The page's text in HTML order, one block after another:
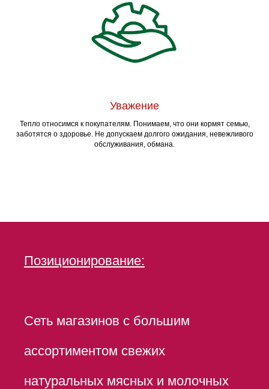
Уважение
Тепло относимся к покупателям. Понимаем, что они кормят семью,
заботятся о здоровье. Не допускаем долгого ожидания, невежливого
обслуживания, обмана.
Позиционирование:
Сеть магазинов с большим
ассортиментом свежих
натуральных мясных и молочных